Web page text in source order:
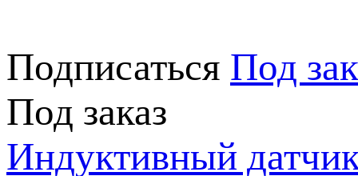
Подписаться Под
Под заказ
Индуктивный